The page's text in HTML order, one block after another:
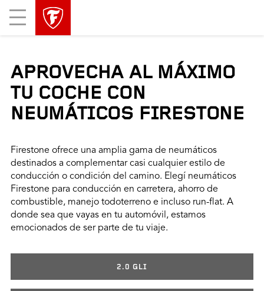
Mobile
Menu
APROVECHA AL MÁXIMO
TU COCHE CON
NEUMÁTICOS FIRESTONE
Firestone ofrece una amplia gama de neumáticos
destinados a complementar casi cualquier estilo de
conducción o condición del camino. Elegí neumáticos
Firestone para conducción en carretera, ahorro de
combustible, manejo todoterreno e incluso run-flat. A
donde sea que vayas en tu automóvil, estamos
emocionados de ser parte de tu viaje.
2.0 GLI